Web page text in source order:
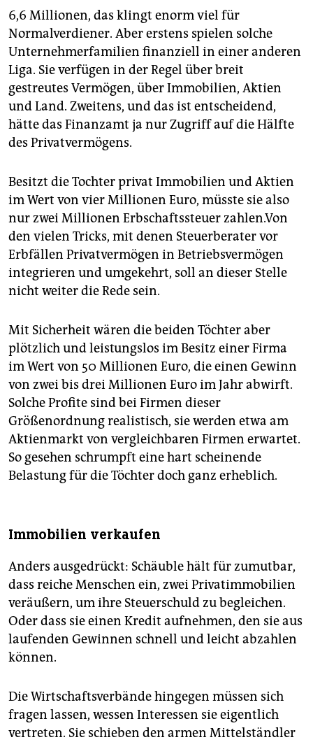
6,6 Millionen, das klingt enorm viel für
Normalverdiener. Aber erstens spielen solche
Unternehmerfamilien finanziell in einer anderen
Liga. Sie verfügen in der Regel über breit
gestreutes Vermögen, über Immobilien, Aktien
und Land. Zweitens, und das ist entscheidend,
hätte das Finanzamt ja nur Zugriff auf die Hälfte
des Privatvermögens.
Besitzt die Tochter privat Immobilien und Aktien
im Wert von vier Millionen Euro, müsste sie also
nur zwei Millionen Erbschaftssteuer zahlen.Von
den vielen Tricks, mit denen Steuerberater vor
Erbfällen Privatvermögen in Betriebsvermögen
integrieren und umgekehrt, soll an dieser Stelle
nicht weiter die Rede sein.
Mit Sicherheit wären die beiden Töchter aber
plötzlich und leistungslos im Besitz einer Firma
im Wert von 50 Millionen Euro, die einen Gewinn
von zwei bis drei Millionen Euro im Jahr abwirft.
Solche Profite sind bei Firmen dieser
Größenordnung realistisch, sie werden etwa am
Aktienmarkt von vergleichbaren Firmen erwartet.
So gesehen schrumpft eine hart scheinende
Belastung für die Töchter doch ganz erheblich.
Immobilien verkaufen
Anders ausgedrückt: Schäuble hält für zumutbar,
dass reiche Menschen ein, zwei Privatimmobilien
veräußern, um ihre Steuerschuld zu begleichen.
Oder dass sie einen Kredit aufnehmen, den sie aus
laufenden Gewinnen schnell und leicht abzahlen
können.
Die Wirtschaftsverbände hingegen müssen sich
fragen lassen, wessen Interessen sie eigentlich
vertreten. Sie schieben den armen Mittelständler